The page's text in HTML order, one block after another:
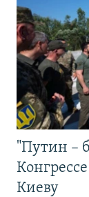
"Путин –
Киеву